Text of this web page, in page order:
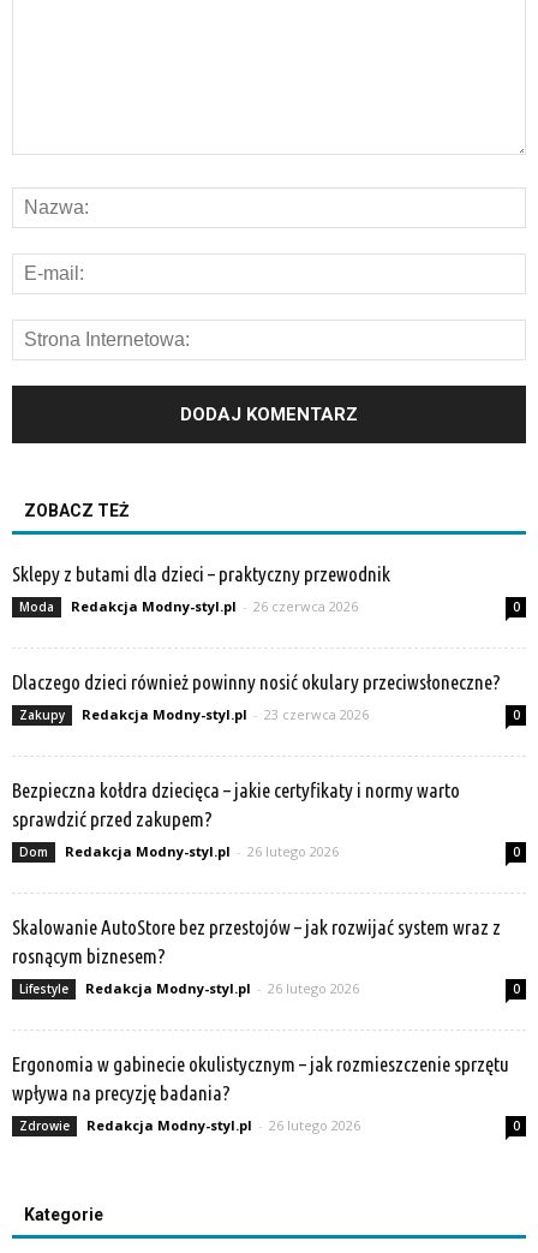
ZOBACZ TEŻ
Sklepy z butami dla dzieci – praktyczny przewodnik
Moda Redakcja Modny-styl.pl - 26 czerwca 2026 0
Dlaczego dzieci również powinny nosić okulary przeciwsłoneczne?
Zakupy Redakcja Modny-styl.pl - 23 czerwca 2026 0
Bezpieczna kołdra dziecięca – jakie certyfikaty i normy warto
sprawdzić przed zakupem?
Dom Redakcja Modny-styl.pl - 26 lutego 2026 0
Skalowanie AutoStore bez przestojów – jak rozwijać system wraz z
rosnącym biznesem?
Lifestyle Redakcja Modny-styl.pl - 26 lutego 2026 0
Ergonomia w gabinecie okulistycznym – jak rozmieszczenie sprzętu
wpływa na precyzję badania?
Zdrowie Redakcja Modny-styl.pl - 26 lutego 2026 0
Kategorie